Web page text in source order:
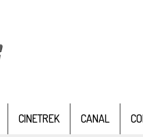
CINETREK CANAL